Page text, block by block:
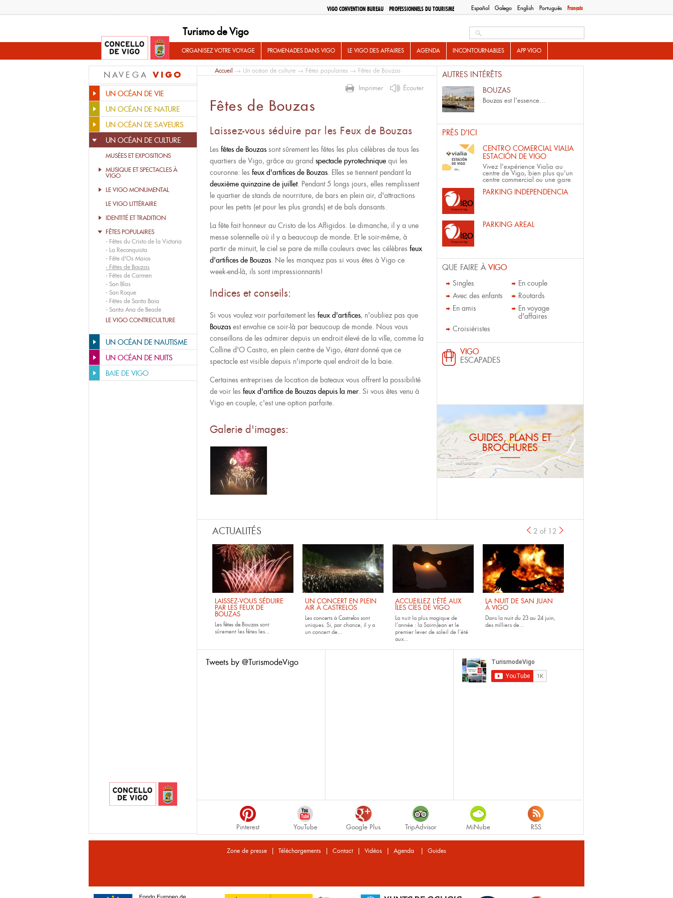
Español Galego English Português Français
VIGO CONVENTION BUREAU PROFESSIONNELS DU TOURISME
Turismo de Vigo
ORGANISEZ VOTRE VOYAGE PROMENADES DANS VIGO LE VIGO DES AFFAIRES AGENDA INCONTOURNABLES APP VIGO
NAVEGA VIGO
UN OCÉAN DE VIE
UN OCÉAN DE NATURE
UN OCÉAN DE SAVEURS
UN OCÉAN DE CULTURE
MUSÉES ET EXPOSITIONS
MUSIQUE ET SPECTACLES À
VIGO
LE VIGO MONUMENTAL
LE VIGO LITTÉRAIRE
IDENTITÉ ET TRADITION
FÊTES POPULAIRES
- Fêtes du Cristo de la Victoria
- La Reconquista
- Fête d'Os Maios
- Fêtes de Bouzas
- Fêtes de Carmen
- San Blas
- San Roque
- Fêtes de Santa Baia
- Santa Ana de Beade
LE VIGO CONTRECULTURE
UN OCÉAN DE NAUTISME
UN OCÉAN DE NUITS
BAIE DE VIGO
Accueil → Un océan de culture → Fêtes populaires → Fêtes de Bouzas
Imprimer Écouter
Fêtes de Bouzas
Laissez-vous séduire par les Feux de Bouzas
Les fêtes de Bouzas sont sûrement les fêtes les plus célèbres de tous les
quartiers de Vigo, grâce au grand spectacle pyrotechnique qui les
couronne: les feux d'artifices de Bouzas. Elles se tiennent pendant la
deuxième quinzaine de juillet. Pendant 5 longs jours, elles remplissent
le quartier de stands de nourriture, de bars en plein air, d'attractions
pour les petits (et pour les plus grands) et de bals dansants.
La fête fait honneur au Cristo de los Afligidos. Le dimanche, il y a une
messe solennelle où il y a beaucoup de monde. Et le soir-même, à
partir de minuit, le ciel se pare de mille couleurs avec les célèbres feux
d'artifices de Bouzas. Ne les manquez pas si vous êtes à Vigo ce
week-end-là, ils sont impressionnants!
Indices et conseils:
Si vous voulez voir parfaitement les feux d'artifices, n'oubliez pas que
Bouzas est envahie ce soir-là par beaucoup de monde. Nous vous
conseillons de les admirer depuis un endroit élevé de la ville, comme la
Colline d'O Castro, en plein centre de Vigo, étant donné que ce
spectacle est visible depuis n'importe quel endroit de la baie.
Certaines entreprises de location de bateaux vous offrent la possibilité
de voir les feux d'artifice de Bouzas depuis la mer. Si vous êtes venu à
Vigo en couple, c'est une option parfaite.
Galerie d'images:
AUTRES INTÉRÊTS
BOUZAS
Bouzas est l'essence...
PRÈS D'ICI
CENTRO COMERCIAL VIALIA
ESTACIÓN DE VIGO
Vivez l'expérience Vialia au
centre de Vigo, bien plus qu'un
centre commercial ou une gare.
PARKING INDEPENDENCIA
PARKING AREAL
QUE FAIRE À VIGO
Singles
En couple
Avec des enfants
Routards
En amis
En voyage
d'affaires
Croisiéristes
VIGO
ESCAPADES
GUIDES, PLANS ET
BROCHURES
ACTUALITÉS
LAISSEZ-VOUS SÉDUIRE
PAR LES FEUX DE
BOUZAS
Les fêtes de Bouzas sont
sûrement les fêtes les...
UN CONCERT EN PLEIN
AIR À CASTRELOS
Les concerts à Castrelos sont
uniques. Si, par chance, il y a
un concert de...
ACCUEILLEZ L’ÉTÉ AUX
ÎLES CÍES DE VIGO
La nuit la plus magique de
l’année : la Saint-Jean et le
premier lever de soleil de l’été
aux...
LA NUIT DE SAN JUAN
À VIGO
Dans la nuit du 23 au 24 juin,
des milliers de...
2 of 12
Tweets by @TurismodeVigo
Pinterest YouTube Google Plus TripAdvisor MiNube RSS
Zone de presse | Téléchargements | Contact | Vidéos | Agenda | Guides